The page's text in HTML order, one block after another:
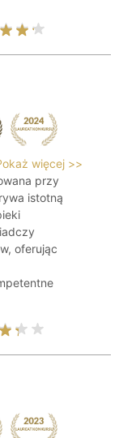
więcej >>
przy
istotną
oferując